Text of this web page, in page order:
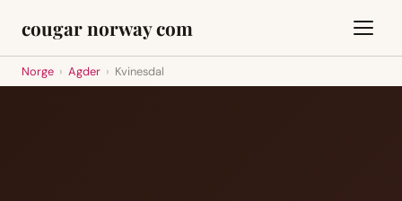
cougar norway com
Norge › Agder › Kvinesdal